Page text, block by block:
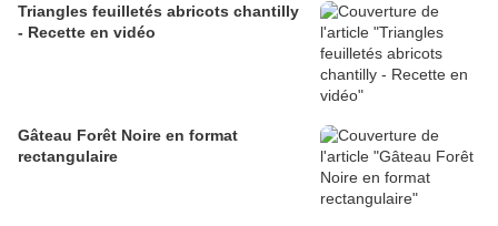
Triangles feuilletés abricots chantilly
- Recette en vidéo
Gâteau Forêt Noire en format
rectangulaire